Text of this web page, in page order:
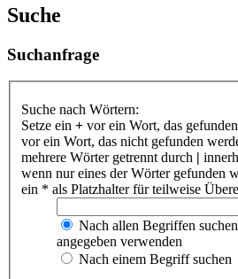
Suche
Suchanfrage
Suche nach Wörtern:
Setze ein + vor ein Wort, das
vor ein Wort, das nicht gefunden
mehrere Wörter getrennt durch |
wenn nur eines der Wörter gefunden
ein * als Platzhalter für teilweise
Nach allen Begriffen
angegeben verwenden
Nach einem Begriff suchen